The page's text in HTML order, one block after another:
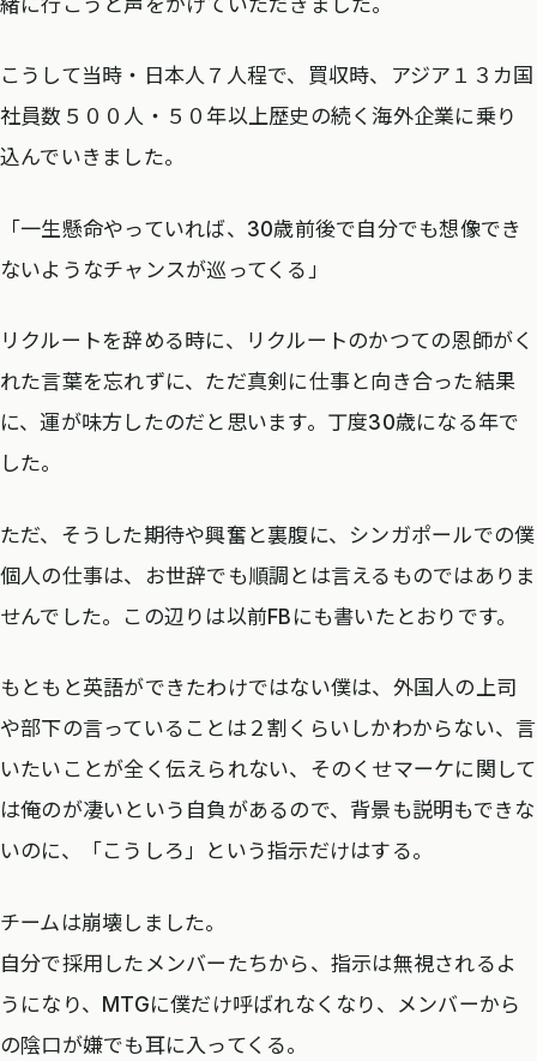
こうして当時・日本人７人程で、買収時、アジア１３カ国
社員数５００人・５０年以上歴史の続く海外企業に乗り
込んでいきました。
「一生懸命やっていれば、30歳前後で自分でも想像でき
ないようなチャンスが巡ってくる」
リクルートを辞める時に、リクルートのかつての恩師がく
れた言葉を忘れずに、ただ真剣に仕事と向き合った結果
に、運が味方したのだと思います。丁度30歳になる年で
した。
ただ、そうした期待や興奮と裏腹に、シンガポールでの僕
個人の仕事は、お世辞でも順調とは言えるものではありま
せんでした。この辺りは以前FBにも書いたとおりです。
もともと英語ができたわけではない僕は、外国人の上司
や部下の言っていることは２割くらいしかわからない、言
いたいことが全く伝えられない、そのくせマーケに関して
は俺のが凄いという自負があるので、背景も説明もできな
いのに、「こうしろ」という指示だけはする。
チームは崩壊しました。
自分で採用したメンバーたちから、指示は無視されるよ
うになり、MTGに僕だけ呼ばれなくなり、メンバーから
の陰口が嫌でも耳に入ってくる。